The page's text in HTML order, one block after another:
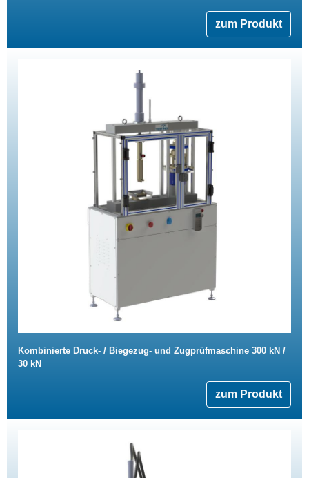
zum Produkt
Kombinierte Druck- / Biegezug- und Zugprüfmaschine 300 kN /
30 kN
zum Produkt